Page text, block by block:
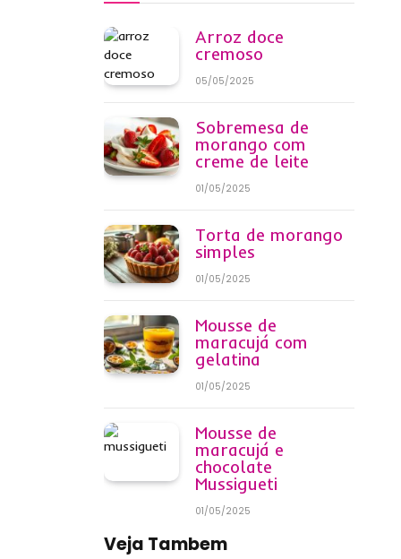
Arroz doce
cremoso
05/05/2025
Sobremesa de
morango com
creme de leite
01/05/2025
Torta de morango
simples
01/05/2025
Mousse de
maracujá com
gelatina
01/05/2025
Mousse de
maracujá e
chocolate
Mussigueti
01/05/2025
Veja Tambem